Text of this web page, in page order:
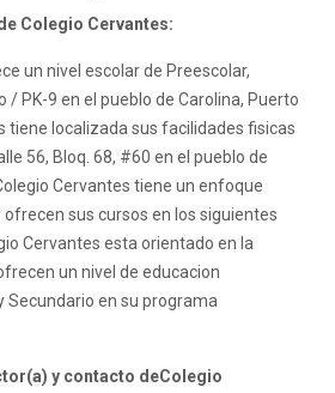
Colegio Cervantes:
un nivel escolar de Preescolar,
/ PK-9 en el pueblo de Carolina, Puerto
tiene localizada sus facilidades fisicas
56, Bloq. 68, #60 en el pueblo de
Cervantes tiene un enfoque
sus cursos en los siguientes
Cervantes esta orientado en la
un nivel de educacion
Secundario en su programa
y contacto deColegio